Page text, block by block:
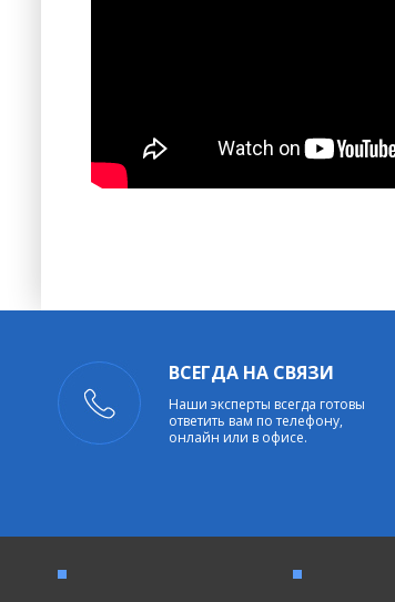
ВСЕГДА НА СВЯЗИ
Наши эксперты всегда готовы
ответить вам по телефону,
онлайн или в офисе.